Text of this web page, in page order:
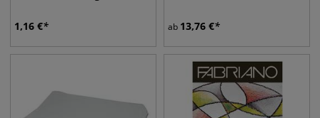
1,16 € ab 13,76 €